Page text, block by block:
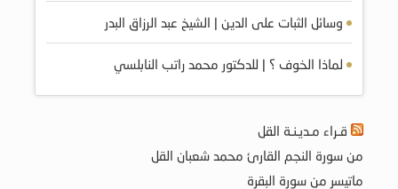
وسائل الثبات على الدين | الشيخ عبد الرزاق البدر
لماذا الخوف ؟ | للدكتور محمد راتب النابلسي
قـراء مـديـنـة القل
من سورة النجم القارئ محمد شعبان القل
ماتيسر من سورة البقرة